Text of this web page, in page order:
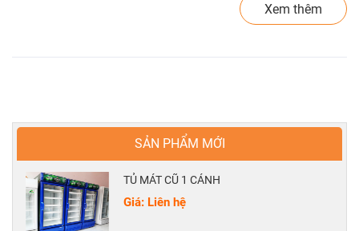
Xem thêm
SẢN PHẨM MỚI
TỦ MÁT CŨ 1 CÁNH
Giá: Liên hệ